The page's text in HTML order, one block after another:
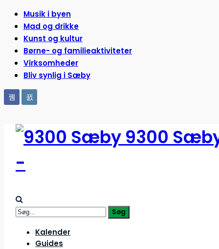
Musik i byen
Mad og drikke
Kunst og kultur
Børne- og familieaktiviteter
Virksomheder
Bliv synlig i Sæby
9300
-
Kalender
Guides